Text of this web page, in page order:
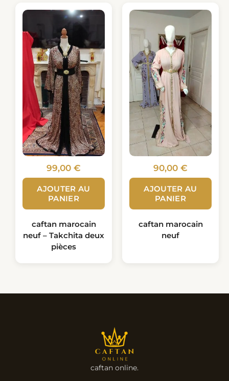
99,00 €
AJOUTER AU
PANIER
caftan marocain
neuf – Takchita deux
pièces
90,00 €
AJOUTER AU
PANIER
caftan marocain
neuf
caftan online.